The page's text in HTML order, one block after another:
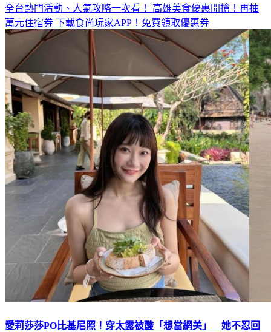
全台熱門活動、人氣攻略一次看！ 高雄美食優惠開搶！再抽
萬元住宿券 下載食尚玩家APP！免費領取優惠券
愛莉莎莎PO比基尼照！穿太露被酸「想當網美」 她不忍回